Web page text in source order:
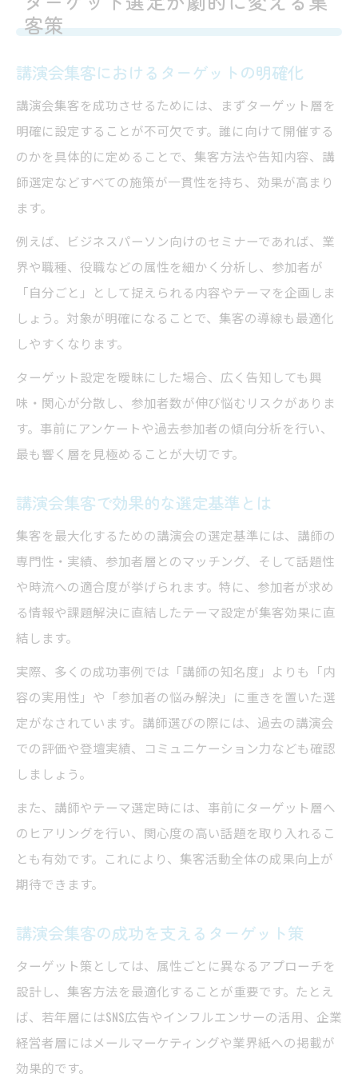
客策
講演会集客におけるターゲットの明確化
講演会集客を成功させるためには、まずターゲット層を
明確に設定することが不可欠です。誰に向けて開催する
のかを具体的に定めることで、集客方法や告知内容、講
師選定などすべての施策が一貫性を持ち、効果が高まり
ます。
例えば、ビジネスパーソン向けのセミナーであれば、業
界や職種、役職などの属性を細かく分析し、参加者が
「自分ごと」として捉えられる内容やテーマを企画しま
しょう。対象が明確になることで、集客の導線も最適化
しやすくなります。
ターゲット設定を曖昧にした場合、広く告知しても興
味・関心が分散し、参加者数が伸び悩むリスクがありま
す。事前にアンケートや過去参加者の傾向分析を行い、
最も響く層を見極めることが大切です。
講演会集客で効果的な選定基準とは
集客を最大化するための講演会の選定基準には、講師の
専門性・実績、参加者層とのマッチング、そして話題性
や時流への適合度が挙げられます。特に、参加者が求め
る情報や課題解決に直結したテーマ設定が集客効果に直
結します。
実際、多くの成功事例では「講師の知名度」よりも「内
容の実用性」や「参加者の悩み解決」に重きを置いた選
定がなされています。講師選びの際には、過去の講演会
での評価や登壇実績、コミュニケーション力なども確認
しましょう。
また、講師やテーマ選定時には、事前にターゲット層へ
のヒアリングを行い、関心度の高い話題を取り入れるこ
とも有効です。これにより、集客活動全体の成果向上が
期待できます。
講演会集客の成功を支えるターゲット策
ターゲット策としては、属性ごとに異なるアプローチを
設計し、集客方法を最適化することが重要です。たとえ
ば、若年層にはSNS広告やインフルエンサーの活用、企業
経営者層にはメールマーケティングや業界紙への掲載が
効果的です。